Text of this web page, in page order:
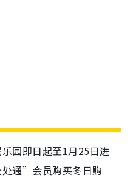
乐园即日起至1月25日进
通”会员购买冬日购